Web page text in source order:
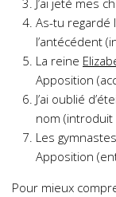
As-tu regardé
l’antécédent
La reine
Apposition
J’ai oublié
nom
Les
Apposition
Pour mieux